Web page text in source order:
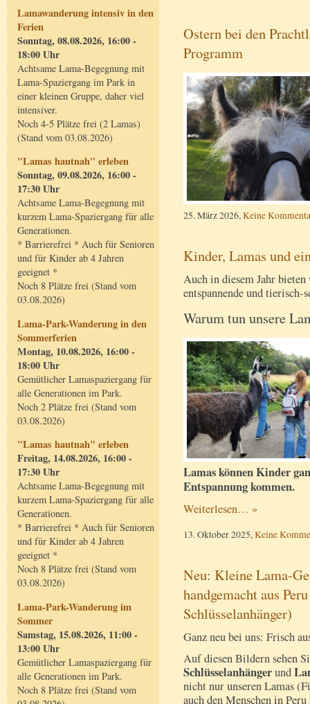
Lamawanderung intensiv in den
Ferien
Sonntag, 08.08.2026, 16:00 -
18:00 Uhr
Achtsame Lama-Begegnung mit
Lama-Spaziergang im Park in
einer kleinen Gruppe, daher viel
intensiver.
Noch 4-5 Plätze frei (2 Lamas)
(Stand vom 03.08.2026)
"Lamas hautnah" erleben
Sonntag, 09.08.2026, 16:00 -
17:30 Uhr
Achtsame Lama-Begegnung mit
kurzem Lama-Spaziergang für alle
Generationen.
* Barrierefrei * Auch für Senioren
und für Kinder ab 4 Jahren
geeignet *
Noch 8 Plätze frei (Stand vom
03.08.2026)
Lama-Park-Wanderung in den
Sommerferien
Montag, 10.08.2026, 16:00 -
18:00 Uhr
Gemütlicher Lamaspaziergang für
alle Generationen im Park.
Noch 2 Plätze frei (Stand vom
03.08.2026)
"Lamas hautnah" erleben
Freitag, 14.08.2026, 16:00 -
17:30 Uhr
Achtsame Lama-Begegnung mit
kurzem Lama-Spaziergang für alle
Generationen.
* Barrierefrei * Auch für Senioren
und für Kinder ab 4 Jahren
geeignet *
Noch 8 Plätze frei (Stand vom
03.08.2026)
Lama-Park-Wanderung im
Sommer
Samstag, 15.08.2026, 11:00 -
13:00 Uhr
Gemütlicher Lamaspaziergang für
alle Generationen im Park.
Noch 8 Plätze frei (Stand vom
Ostern bei den
Programm
25. März 2026,Keine
Kinder, Lamas und
Auch in diesem Jahr
entspannende und tierisch-
Warum tun unsere
Lamas können Kinder
Entspannung kommen.
Weiterlesen… »
13. Oktober 2025, Keine
Neu: Kleine Lama-
handgemacht aus
Schlüsselanhänger)
Ganz neu bei uns: Frisch
Auf diesen Bildern sehen
Schlüsselanhängerund
nicht nur unseren Lamas
auch den Menschen in